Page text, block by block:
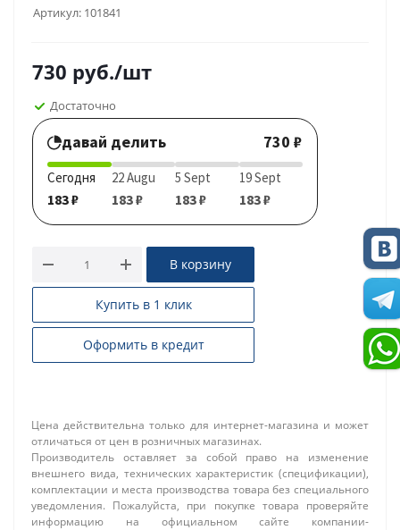
Артикул: 101841
730 руб./шт
Достаточно
давай делить 730 ₽
Сегодня
183 ₽
22 Augu
183 ₽
5 Sept
183 ₽
19 Sept
183 ₽
В корзину
Купить в 1 клик
Оформить в кредит
Цена действительна только для интернет-магазина и может
отличаться от цен в розничных магазинах.
Производитель оставляет за собой право на изменение
внешнего вида, технических характеристик (спецификации),
комплектации и места производства товара без специального
уведомления. Пожалуйста, при покупке товара проверяйте
информацию на официальном сайте компании-